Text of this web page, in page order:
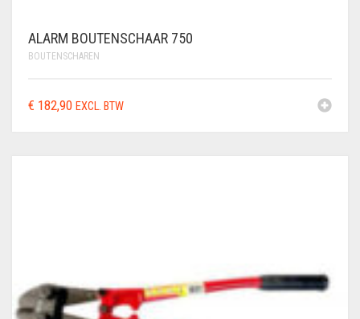
ALARM BOUTENSCHAAR 750
BOUTENSCHAREN
€ 182,90 EXCL. BTW